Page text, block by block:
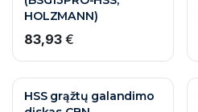
HOLZMANN)
83,93 €
HSS grąžtų galandimo